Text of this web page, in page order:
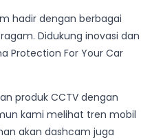
hadir dengan berbagai
Didukung inovasi dan
Protection For Your Car
produk CCTV dengan
kami melihat tren mobil
akan dashcam juga